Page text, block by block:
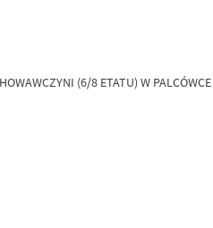
(6/8 ETATU) W